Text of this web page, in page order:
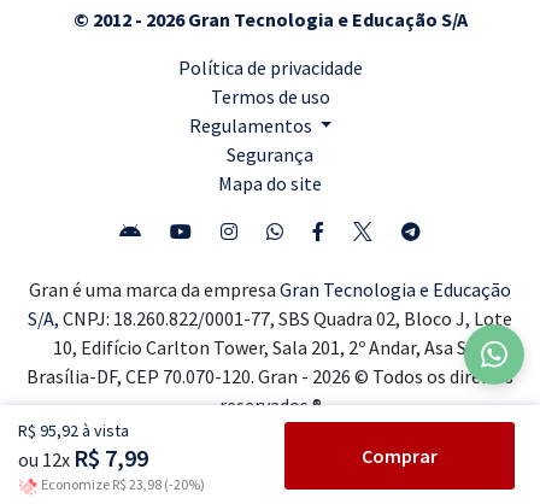
R$ 95,92 à vista
ou 12x R$ 7,99
Economize R$ 23,98 (-20%)
Comprar
© 2012 - 2026 Gran Tecnologia e Educação S/A
Política de privacidade
Termos de uso
Regulamentos
Segurança
Mapa do site
Gran é uma marca da empresa Gran Tecnologia e Educação
S/A, CNPJ: 18.260.822/0001-77, SBS Quadra 02, Bloco J, Lote
10, Edifício Carlton Tower, Sala 201, 2º Andar, Asa Sul,
Brasília-DF, CEP 70.070-120. Gran - 2026 © Todos os direitos
reservados ®